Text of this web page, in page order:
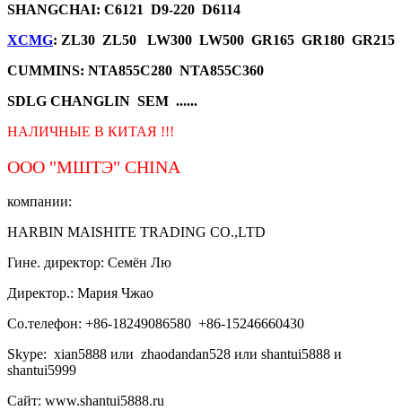
SHANGCHAI: C6121 D9-220 D6114
XCMG: ZL30 ZL50 LW300 LW500 GR165 GR180 GR215
CUMMINS: NTA855C280 NTA855C360
SDLG CHANGLIN SEM ......
НАЛИЧНЫЕ В КИТАЯ !!!
ООО "МШТЭ" CHINA
компании:
HARBIN MAISHITE TRADING CO.,LTD
Гине. директор: Семён Лю
Директор.: Мария Чжао
Со.телефон: +86-18249086580 +86-15246660430
Skype: xian5888 или zhaodandan528 или shantui5888 и
shantui5999
Сайт: www.shantui5888.ru